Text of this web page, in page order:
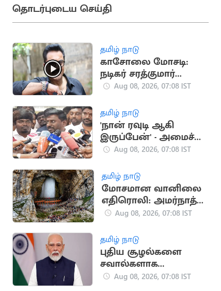
தொடர்புடைய செய்தி
தமிழ் நாடு
காசோலை மோசடி:
நடிகர் சரத்குமார்
நேரில் ஆஜராக
Aug 08, 2026, 07:08 IST
தமிழ் நாடு
'நான் ரவுடி ஆகி
இருப்பேன்' - அமைச்சர்
ராஜ்மோகன்
Aug 08, 2026, 07:08 IST
தமிழ் நாடு
மோசமான வானிலை
எதிரொலி: அமர்நாத்
யாத்திரை
நிறுத்தம்
Aug 08, 2026, 07:08 IST
தமிழ் நாடு
புதிய சூழல்களை
சவால்களாக
ஏற்றுக்கொள்பவர்களே
Aug 08, 2026, 07:08 IST